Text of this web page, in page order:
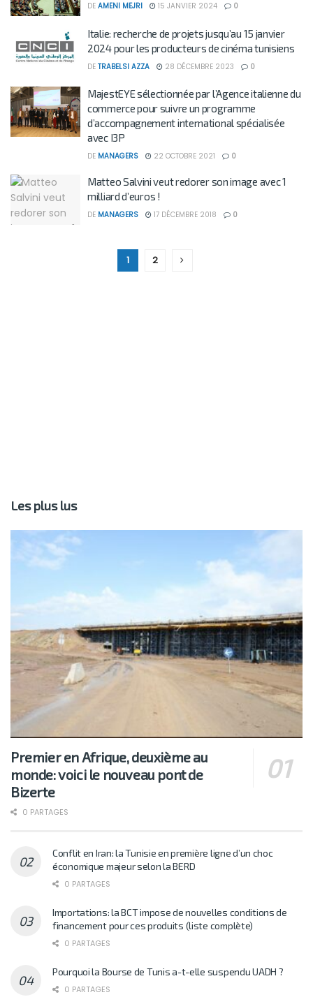
DE AMENI MEJRI 15 JANVIER 2024 0
Italie: recherche de projets jusqu’au 15 janvier
2024 pour les producteurs de cinéma tunisiens
DE TRABELSI AZZA 28 DÉCEMBRE 2023 0
MajestEYE sélectionnée par l’Agence italienne du
commerce pour suivre un programme
d’accompagnement international spécialisée
avec I3P
DE MANAGERS 22 OCTOBRE 2021 0
Matteo Salvini veut redorer son image avec 1
milliard d’euros !
DE MANAGERS 17 DÉCEMBRE 2018 0
1 2
Les plus lus
Premier en Afrique, deuxième au
monde: voici le nouveau pont de
Bizerte
0 PARTAGES
Conflit en Iran: la Tunisie en première ligne d’un choc
économique majeur selon la BERD
0 PARTAGES
Importations: la BCT impose de nouvelles conditions de
financement pour ces produits (liste complète)
0 PARTAGES
Pourquoi la Bourse de Tunis a-t-elle suspendu UADH ?
0 PARTAGES